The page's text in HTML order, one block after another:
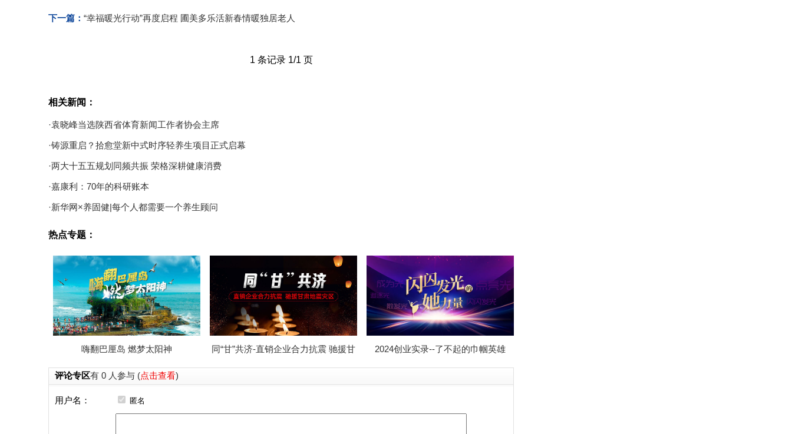
下一篇： “幸福暖光行动”再度启程 圃美多乐活新春情暖独居老人
1 条记录 1/1 页
相关新闻：
·袁晓峰当选陕西省体育新闻工作者协会主席
·铸源重启？拾愈堂新中式时序轻养生项目正式启幕
·两大十五五规划同频共振 荣格深耕健康消费
·嘉康利：70年的科研账本
·新华网×养固健|每个人都需要一个养生顾问
热点专题：
嗨翻巴厘岛 燃梦太阳神 同“甘”共济-直销企业合力抗震 驰援甘 2024创业实录--了不起的巾帼英雄
评论专区有 0 人参与 (点击查看)
用户名： 匿名